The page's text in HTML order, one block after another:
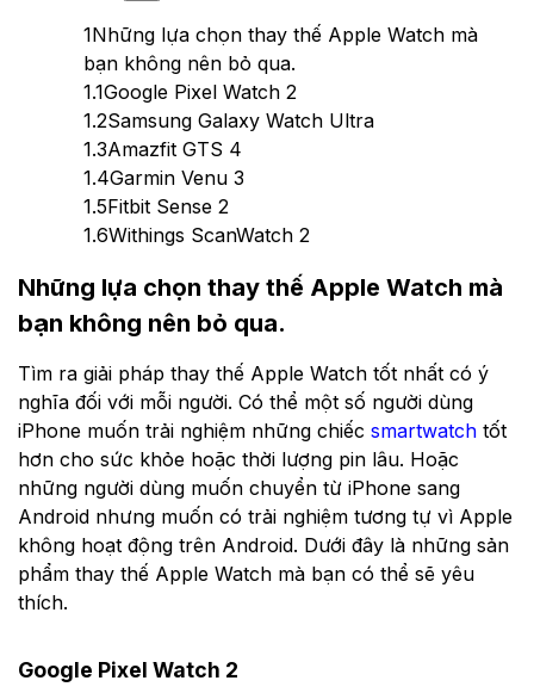
1Những lựa chọn thay thế Apple Watch mà
bạn không nên bỏ qua.
1.1Google Pixel Watch 2
1.2Samsung Galaxy Watch Ultra
1.3Amazfit GTS 4
1.4Garmin Venu 3
1.5Fitbit Sense 2
1.6Withings ScanWatch 2
Những lựa chọn thay thế Apple Watch mà
bạn không nên bỏ qua.
Tìm ra giải pháp thay thế Apple Watch tốt nhất có ý
nghĩa đối với mỗi người. Có thể một số người dùng
iPhone muốn trải nghiệm những chiếc smartwatch tốt
hơn cho sức khỏe hoặc thời lượng pin lâu. Hoặc
những người dùng muốn chuyển từ iPhone sang
Android nhưng muốn có trải nghiệm tương tự vì Apple
không hoạt động trên Android. Dưới đây là những sản
phẩm thay thế Apple Watch mà bạn có thể sẽ yêu
thích.
Google Pixel Watch 2